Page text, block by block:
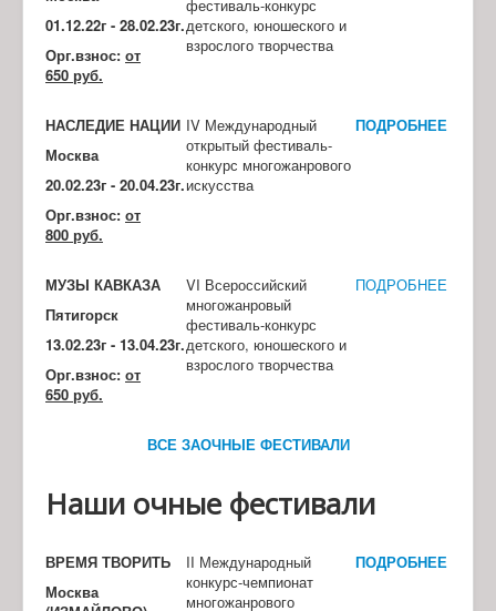
01.12.22г - 28.02.23г.
Орг.взнос: от
650 руб.
фестиваль-конкурс
детского, юношеского и
взрослого творчества
НАСЛЕДИЕ НАЦИИ
Москва
20.02.23г - 20.04.23г.
Орг.взнос: от
800 руб.
IV Международный
открытый фестиваль-
конкурс многожанрового
искусства
ПОДРОБНЕЕ
МУЗЫ КАВКАЗА
Пятигорск
13.02.23г - 13.04.23г.
Орг.взнос: от
650 руб.
VI Всероссийский
многожанровый
фестиваль-конкурс
детского, юношеского и
взрослого творчества
ПОДРОБНЕЕ
ВСЕ ЗАОЧНЫЕ ФЕСТИВАЛИ
Наши очные фестивали
ВРЕМЯ ТВОРИТЬ
Москва
II Международный
конкурс-чемпионат
многожанрового
ПОДРОБНЕЕ